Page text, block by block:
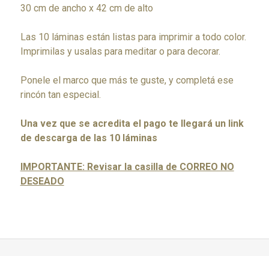
30 cm de ancho x 42 cm de alto
Las 10 láminas están listas para imprimir a todo color.
Imprimilas y usalas para meditar o para decorar.
Ponele el marco que más te guste, y completá ese
rincón tan especial.
Una vez que se acredita el pago te llegará un link
de descarga de las 10 láminas
IMPORTANTE: Revisar la casilla de CORREO NO
DESEADO